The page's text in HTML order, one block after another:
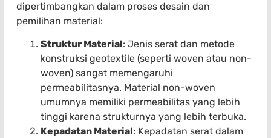
dipertimbangkan dalam proses desain dan
pemilihan material:
Struktur Material: Jenis serat dan metode
konstruksi geotextile (seperti woven atau non-
woven) sangat memengaruhi
permeabilitasnya. Material non-woven
umumnya memiliki permeabilitas yang lebih
tinggi karena strukturnya yang lebih terbuka.
Kepadatan Material: Kepadatan serat dalam